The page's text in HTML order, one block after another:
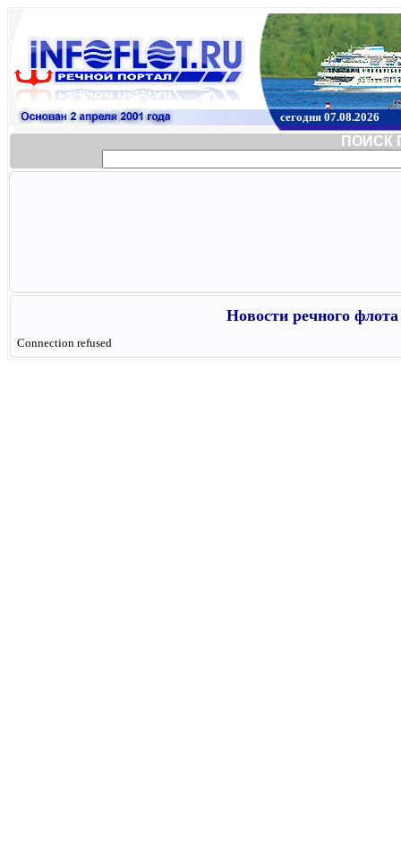
сегодня 07.08.2026
ПОИСК
Новости речного
Connection refused